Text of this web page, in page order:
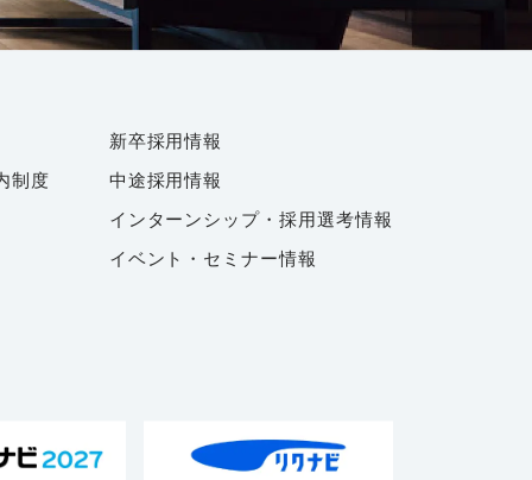
制度
新卒採用情報
中途採用情報
インターンシップ・採用選考情報
イベント・セミナー情報